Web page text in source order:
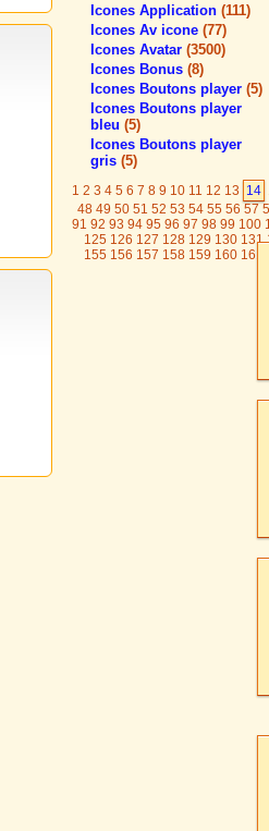
Icones Application (111)
Icones Av icone (77)
Icones Avatar (3500)
Icones Bonus (8)
Icones Boutons player (5)
Icones Boutons player
bleu (5)
Icones Boutons player
gris (5)
1 2 3 4 5 6 7 8 9 10 11 12 13 14
48 49 50 51 52 53 54 55 56 57
91 92 93 94 95 96 97 98 99 100
125 126 127 128 129 130 131
155 156 157 158 159 160 161